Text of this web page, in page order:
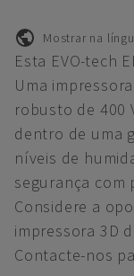
Mostrar na
Esta EVO-tech
Uma
robusto de 400
dentro de uma
níveis de
segurança com
Considere a
impressora 3D
Contacte-nos